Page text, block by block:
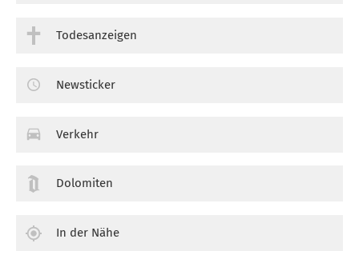
Todesanzeigen
Newsticker
Verkehr
Dolomiten
In der Nähe